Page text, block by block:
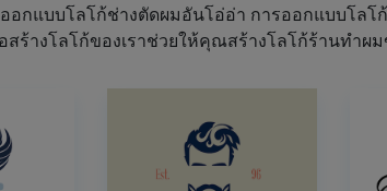
กแบบโลโก้ช่างตัดผมอันโอ่อ่า การออกแบบโล
ร้างโลโก้ของเราช่วยให้คุณสร้างโลโก้ร้านทำ